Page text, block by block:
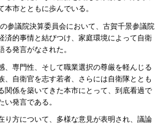
市とともに歩んでいる。
参議院決算委員会において、古賀千景参議院
済的事情と結びつけ、家庭環境によって自衛
発言がなされた。
、専門性、そして職業選択の尊厳を軽んじる
、自衛官を志す若者、さらには自衛隊ととも
関係を築いてきた本市にとって、到底看過で
い発言である。
り方について、多様な意見が表明され、議論